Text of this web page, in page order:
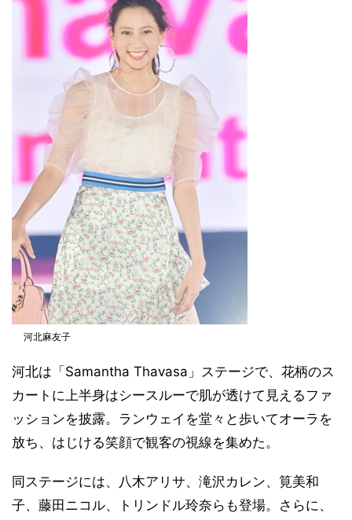
河北麻友子
河北は「Samantha Thavasa」ステージで、花柄のス
カートに上半身はシースルーで肌が透けて見えるファ
ッションを披露。ランウェイを堂々と歩いてオーラを
放ち、はじける笑顔で観客の視線を集めた。
同ステージには、八木アリサ、滝沢カレン、筧美和
子、藤田ニコル、トリンドル玲奈らも登場。さらに、